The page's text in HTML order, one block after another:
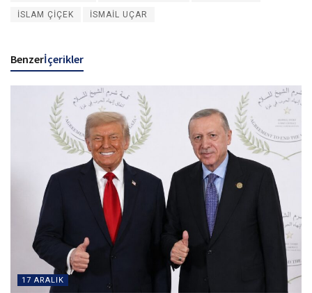
İSLAM ÇİÇEK İSMAİL UÇAR
Benzerİçerikler
17 ARALIK